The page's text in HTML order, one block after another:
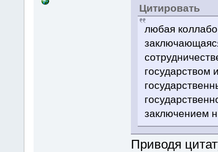
Цитировать
любая
государством
заключением
Приводя